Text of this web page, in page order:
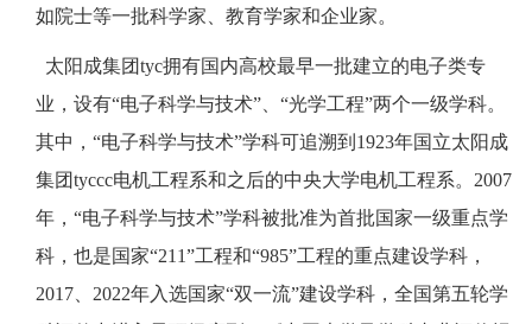
如院士等一批科学家、教育学家和企业家。
太阳成集团tyc拥有国内高校最早一批建立的电子类专
业，设有“电子科学与技术”、“光学工程”两个一级学科。
其中，“电子科学与技术”学科可追溯到1923年国立太阳成
集团tyccc电机工程系和之后的中央大学电机工程系。2007
年，“电子科学与技术”学科被批准为首批国家一级重点学
科，也是国家“211”工程和“985”工程的重点建设学科，
2017、2022年入选国家“双一流”建设学科，全国第五轮学